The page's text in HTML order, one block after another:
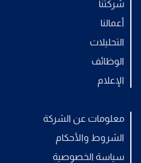
شركتنا
أعمالنا
التحليلات
الوظائف
الإعلام
معلومات عن الشركة
الشروط والأحكام
سياسة الخصوصية